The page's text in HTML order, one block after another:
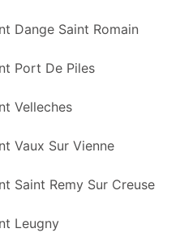
Dange Saint Romain
Port De Piles
Velleches
Vaux Sur Vienne
Saint Remy Sur Creuse
Leugny